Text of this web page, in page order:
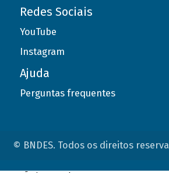
Redes Sociais
YouTube
Instagram
Ajuda
Perguntas frequentes
© BNDES. Todos os direitos